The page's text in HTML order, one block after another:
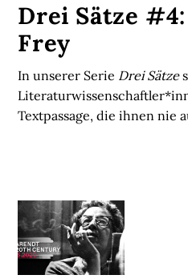
Drei Sätze
Frey
In unserer Serie Drei Sätze
Textpassage, die ihnen nie